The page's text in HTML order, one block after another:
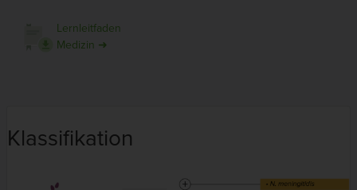
Lernleitfaden
Medizin ➜
Klassifikation